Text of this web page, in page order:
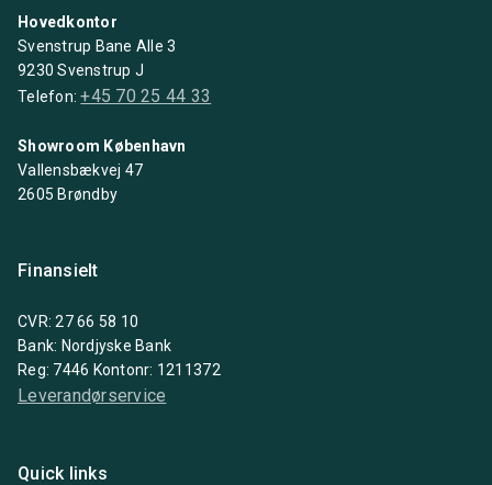
Hovedkontor
Svenstrup Bane Alle 3
9230 Svenstrup J
Telefon:+45 70 25 44 33
Showroom København
Vallensbækvej 47
2605 Brøndby
Finansielt
CVR: 27 66 58 10
Bank: Nordjyske Bank
Reg: 7446 Kontonr: 1211372
Leverandørservice
Quick links